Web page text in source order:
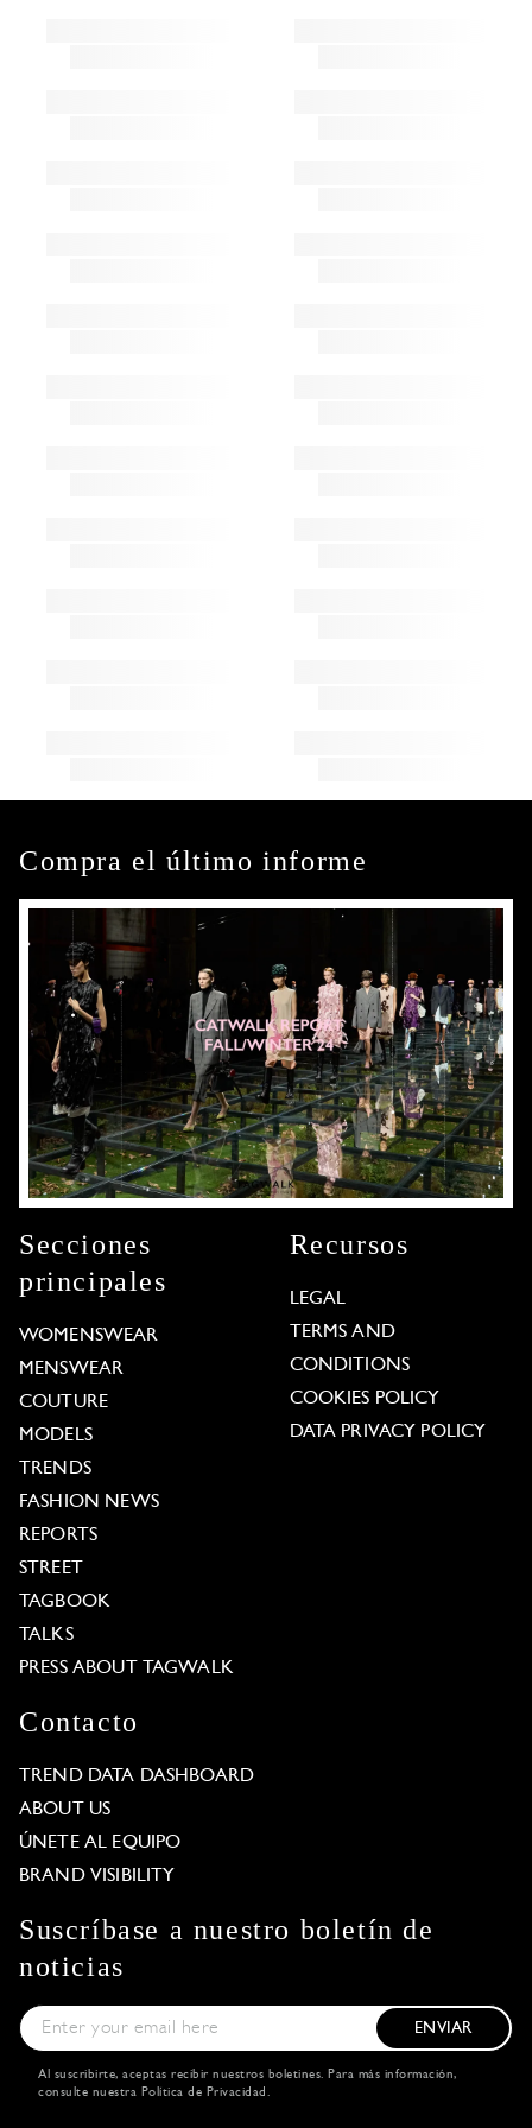
Compra el último informe
Secciones
principales
WOMENSWEAR
MENSWEAR
COUTURE
MODELS
TRENDS
FASHION NEWS
REPORTS
STREET
TAGBOOK
TALKS
PRESS ABOUT TAGWALK
Recursos
LEGAL
TERMS AND
CONDITIONS
COOKIES POLICY
DATA PRIVACY POLICY
Contacto
TREND DATA DASHBOARD
ABOUT US
ÚNETE AL EQUIPO
BRAND VISIBILITY
Suscríbase a nuestro boletín de
noticias
ENVIAR
Al suscribirte, aceptas recibir nuestros boletines. Para más información,
consulte nuestra Política de Privacidad .